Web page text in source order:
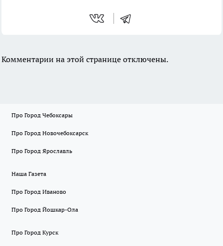
Комментарии на этой странице отключены.
Про Город Чебоксары
Про Город Новочебоксарск
Про Город Ярославль
Наша Газета
Про Город Иваново
Про Город Йошкар-Ола
Про Город Курск